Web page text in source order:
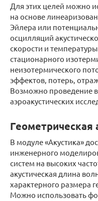
Для этих целей можно
на основе
Эйлера или
осцилляций
скорости и
стационарного
неизотермического
эффектов, потерь,
Возможно проведение
аэроакустических
Геометрическая
В модуле «Акустика»
инженерного
систем на высоких
акустическая длина
характерного размера
Можно использовать